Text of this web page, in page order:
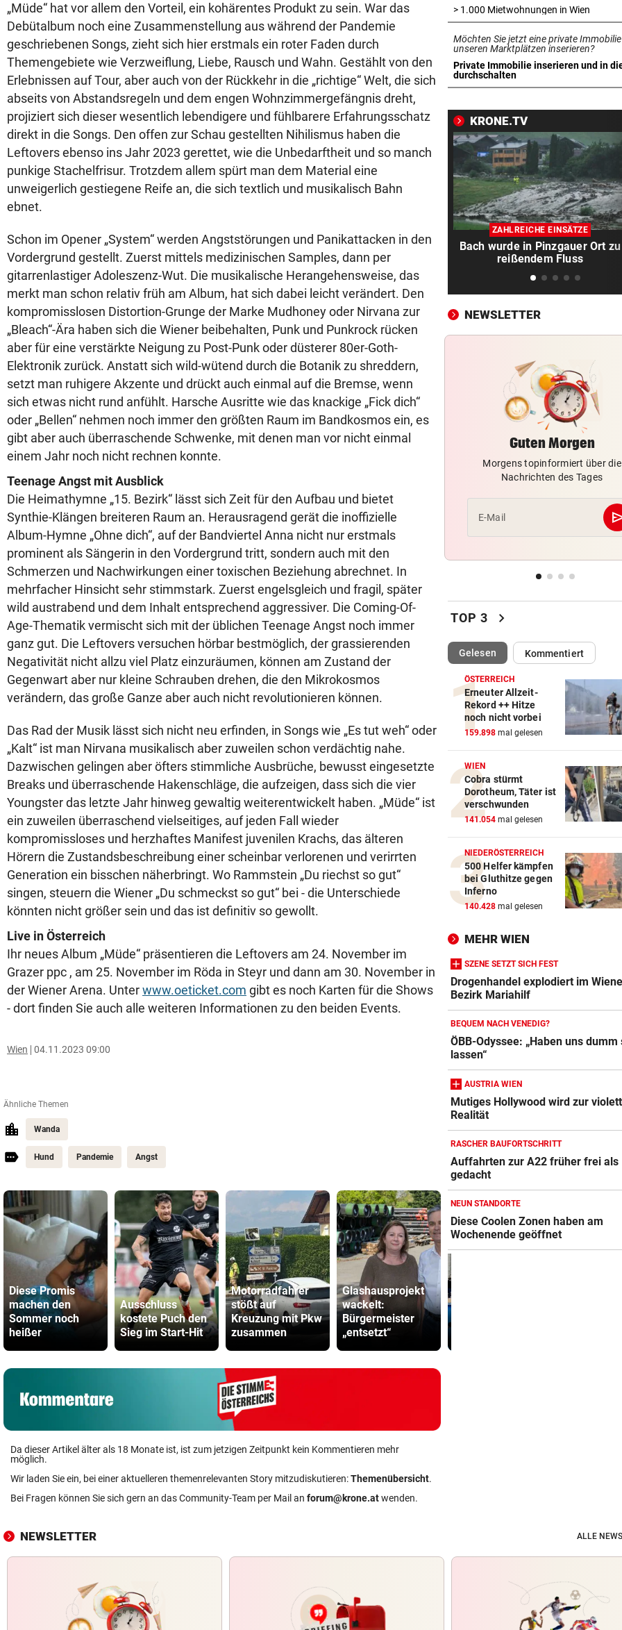
„Müde“ hat vor allem den Vorteil, ein kohärentes Produkt zu sein. War das
Debütalbum noch eine Zusammenstellung aus während der Pandemie
geschriebenen Songs, zieht sich hier erstmals ein roter Faden durch
Themengebiete wie Verzweiflung, Liebe, Rausch und Wahn. Gestählt von den
Erlebnissen auf Tour, aber auch von der Rückkehr in die „richtige“ Welt, die sich
abseits von Abstandsregeln und dem engen Wohnzimmergefängnis dreht,
projiziert sich dieser wesentlich lebendigere und fühlbarere Erfahrungsschatz
direkt in die Songs. Den offen zur Schau gestellten Nihilismus haben die
Leftovers ebenso ins Jahr 2023 gerettet, wie die Unbedarftheit und so manch
punkige Stachelfrisur. Trotzdem allem spürt man dem Material eine
unweigerlich gestiegene Reife an, die sich textlich und musikalisch Bahn
ebnet.
Schon im Opener „System“ werden Angststörungen und Panikattacken in den
Vordergrund gestellt. Zuerst mittels medizinischen Samples, dann per
gitarrenlastiger Adoleszenz-Wut. Die musikalische Herangehensweise, das
merkt man schon relativ früh am Album, hat sich dabei leicht verändert. Den
kompromisslosen Distortion-Grunge der Marke Mudhoney oder Nirvana zur
„Bleach“-Ära haben sich die Wiener beibehalten, Punk und Punkrock rücken
aber für eine verstärkte Neigung zu Post-Punk oder düsterer 80er-Goth-
Elektronik zurück. Anstatt sich wild-wütend durch die Botanik zu shreddern,
setzt man ruhigere Akzente und drückt auch einmal auf die Bremse, wenn
sich etwas nicht rund anfühlt. Harsche Ausritte wie das knackige „Fick dich“
oder „Bellen“ nehmen noch immer den größten Raum im Bandkosmos ein, es
gibt aber auch überraschende Schwenke, mit denen man vor nicht einmal
einem Jahr noch nicht rechnen konnte.
Teenage Angst mit Ausblick
Die Heimathymne „15. Bezirk“ lässt sich Zeit für den Aufbau und bietet
Synthie-Klängen breiteren Raum an. Herausragend gerät die inoffizielle
Album-Hymne „Ohne dich“, auf der Bandviertel Anna nicht nur erstmals
prominent als Sängerin in den Vordergrund tritt, sondern auch mit den
Schmerzen und Nachwirkungen einer toxischen Beziehung abrechnet. In
mehrfacher Hinsicht sehr stimmstark. Zuerst engelsgleich und fragil, später
wild austrabend und dem Inhalt entsprechend aggressiver. Die Coming-Of-
Age-Thematik vermischt sich mit der üblichen Teenage Angst noch immer
ganz gut. Die Leftovers versuchen hörbar bestmöglich, der grassierenden
Negativität nicht allzu viel Platz einzuräumen, können am Zustand der
Gegenwart aber nur kleine Schrauben drehen, die den Mikrokosmos
verändern, das große Ganze aber auch nicht revolutionieren können.
Das Rad der Musik lässt sich nicht neu erfinden, in Songs wie „Es tut weh“ oder
„Kalt“ ist man Nirvana musikalisch aber zuweilen schon verdächtig nahe.
Dazwischen gelingen aber öfters stimmliche Ausbrüche, bewusst eingesetzte
Breaks und überraschende Hakenschläge, die aufzeigen, dass sich die vier
Youngster das letzte Jahr hinweg gewaltig weiterentwickelt haben. „Müde“ ist
ein zuweilen überraschend vielseitiges, auf jeden Fall wieder
kompromissloses und herzhaftes Manifest juvenilen Krachs, das älteren
Hörern die Zustandsbeschreibung einer scheinbar verlorenen und verirrten
Generation ein bisschen näherbringt. Wo Rammstein „Du riechst so gut“
singen, steuern die Wiener „Du schmeckst so gut“ bei - die Unterschiede
könnten nicht größer sein und das ist definitiv so gewollt.
Live in Österreich
Ihr neues Album „Müde“ präsentieren die Leftovers am 24. November im
Grazer ppc , am 25. November im Röda in Steyr und dann am 30. November in
der Wiener Arena. Unterwww.oeticket.com gibt es noch Karten für die Shows
- dort finden Sie auch alle weiteren Informationen zu den beiden Events.
Wien 04.11.2023 09:00
Ähnliche Themen
Wanda
Hund Pandemie Angst
Diese Promis
machen den
Sommer noch
heißer
Ausschluss
kostete Puch den
Sieg im Start-Hit
Motorradfahrer
stößt auf
Kreuzung mit Pkw
zusammen
Glashausprojekt
wackelt:
Bürgermeister
„entsetzt“
Da dieser Artikel älter als 18 Monate ist, ist zum jetzigen Zeitpunkt kein Kommentieren mehr
möglich.
Wir laden Sie ein, bei einer aktuelleren themenrelevanten Story mitzudiskutieren:Themenübersicht.
Bei Fragen können Sie sich gern an das Community-Team per Mail an forum@krone.atwenden.
3:1 nach 0:1! Altach dreht
gegen WSG Tirol
Theater stellt
300.000 Euro auf
NACH WIEN AUF MYKONOS
Luxus am Meer! Sabalenka
gewährt private Einblicke
„IHR SEID DER HAMMER!“ vor
Feuerwehr befreite Kalb aus
misslicher Lage
FUSSBALL-FANS FEIERN vor
eines Kult-Sponsors
LIEFERING VERLIERT
Enttäuschende Zweitliga-
2. LIGA – 2. RUNDE
Fehlstart komplett! Nächste
für St. Pölten
WANDERER AUSGEFLOGEN
Wieder Muren nach
Dramatik im Valser Tal
vor
Straka verpasst bei PGA-
den Cut vorzeitig
Transfer-Clou
> 1.000 Mietwohnungen in Wien
Möchten Sie jetzt eine private
unseren Marktplätzen inserieren?
Private Immobilie inserieren und in
durchschalten
in neuem Tab öffnen
KRONE.TV
ZAHLREICHE EINSÄTZE
Bach wurde in Pinzgauer Ort zu
reißendem Fluss
NEWSLETTER
Guten Morgen
Morgens topinformiert über die
Nachrichten des Tages
E-Mail
TOP 3 chevron_right
Gelesen(ausgewählt)Kommentiert
ÖSTERREICH
Erneuter Allzeit-
Rekord ++ Hitze
noch nicht vorbei
159.898 mal gelesen
WIEN
Cobra stürmt
Dorotheum, Täter ist
verschwunden
141.054 mal gelesen
NIEDERÖSTERREICH
500 Helfer kämpfen
bei Gluthitze gegen
Inferno
140.428 mal gelesen
MEHR WIEN
SZENE SETZT SICH FEST
Drogenhandel explodiert im
Bezirk Mariahilf
BEQUEM NACH VENEDIG?
ÖBB-Odyssee: „Haben uns
lassen“
AUSTRIA WIEN
Mutiges Hollywood wird zur
Realität
RASCHER BAUFORTSCHRITT
Auffahrten zur A22 früher frei als
gedacht
NEUN STANDORTE
Diese Coolen Zonen haben am
Wochenende geöffnet
NEWSLETTER ALLE